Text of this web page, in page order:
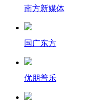
南方新媒体
国广东方
优朋普乐